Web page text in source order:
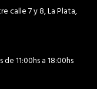
calle 7 y 8, La Plata,
11:00hs a 18:00hs